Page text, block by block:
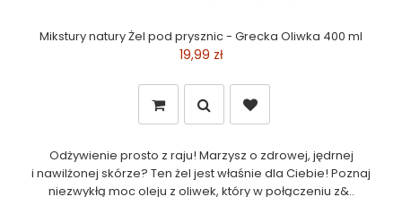
Mikstury natury Żel pod prysznic - Grecka Oliwka 400 ml
19,99 zł
Odżywienie prosto z raju! Marzysz o zdrowej, jędrnej
i nawilżonej skórze? Ten żel jest właśnie dla Ciebie! Poznaj
niezwykłą moc oleju z oliwek, który w połączeniu z&..